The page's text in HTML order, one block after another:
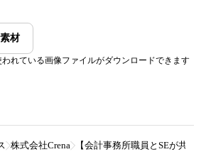
材
れている画像ファイルがダウンロードできます
株式会社Crena 【会計事務所職員とSEが共